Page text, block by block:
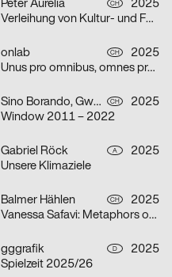
Peter Aurelia CH
2025
Verleihung von Kultur- und Förderpreis und Goldener Ehrenmedaille 2025 des Kantons Zürich
onlab CH
2025
Unus pro omnibus, omnes pro uno
Sino Borando, Gwendoline Niederer, Serafina Räber CH
2025
Window 2011 – 2022
Gabriel Röck A
2025
Unsere Klimaziele
Balmer Hählen CH
2025
Vanessa Safavi: Metaphors of Gravity
gggrafik D
2025
Spielzeit 2025/26